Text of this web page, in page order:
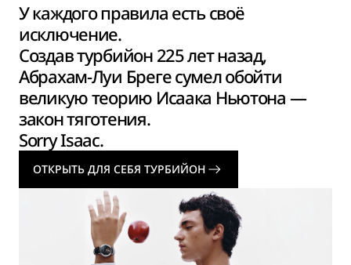
У каждого правила есть своё
исключение.
Создав турбийон 225 лет назад,
Абрахам-Луи Бреге сумел обойти
великую теорию Исаака Ньютона —
закон тяготения.
Sorry Isaac.
ОТКРЫТЬ ДЛЯ СЕБЯ ТУРБИЙОН